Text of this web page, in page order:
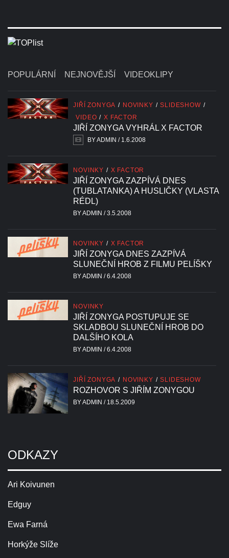
POPULÁRNÍ NEJNOVĚJŠÍ VIDEOKLIPY
JIŘÍ ZONYGA / NOVINKY / SLIDESHOW /
VIDEO / X FACTOR
JIŘÍ ZONYGA VYHRÁL X FACTOR
BYADMIN/ 1.6.2008
NOVINKY / X FACTOR
JIŘÍ ZONYGA ZAZPÍVÁ DNES
(TUBLATANKA) A HUSLIČKY (VLASTA
RÉDL)
BYADMIN/ 3.5.2008
NOVINKY / X FACTOR
JIŘÍ ZONYGA DNES ZAZPÍVÁ
SLUNEČNÍ HROB Z FILMU PELÍŠKY
BYADMIN/ 6.4.2008
NOVINKY
JIŘÍ ZONYGA POSTUPUJE SE
SKLADBOU SLUNEČNÍ HROB DO
DALŠÍHO KOLA
BYADMIN/ 6.4.2008
JIŘÍ ZONYGA / NOVINKY / SLIDESHOW
ROZHOVOR S JIŘÍM ZONYGOU
BYADMIN/ 18.5.2009
ODKAZY
Ari Koivunen
Edguy
Ewa Farná
Horkýže Slíže